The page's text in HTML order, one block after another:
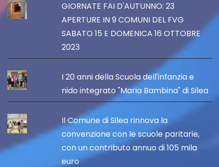
GIORNATE FAI D'AUTUNNO: 23
APERTURE IN 9 COMUNI DEL FVG
SABATO 15 E DOMENICA 16 OTTOBRE
2023
I 20 anni della Scuola dell'infanzia e
nido integrato "Maria Bambina" di Silea
Il Comune di Silea rinnova la
convenzione con le scuole paritarie,
con un contributo annuo di 105 mila
euro